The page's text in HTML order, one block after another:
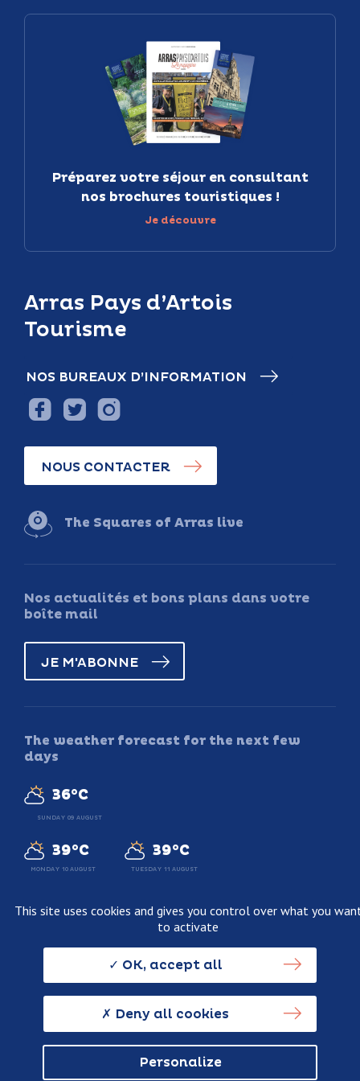
Arras Pays d’Artois
Tourisme
NOS BUREAUX D’INFORMATION
NOUS CONTACTER
The Squares of Arras live
Nos actualités et bons plans dans votre
boîte mail
JE M'ABONNE
The weather forecast for the next few
days
36°C
SUNDAY 09 AUGUST
39°C
MONDAY 10 AUGUST
39°C
TUESDAY 11 AUGUST
Préparez votre séjour en consultant
nos brochures touristiques !
Je découvre
Personnal data usage policy
This site uses cookies and gives you control over what you
to activate
OK, accept all
Deny all cookies
Personalize